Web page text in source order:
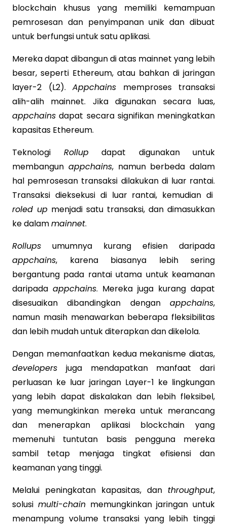
blockchain khusus yang memiliki kemampuan
pemrosesan dan penyimpanan unik dan dibuat
untuk berfungsi untuk satu aplikasi.
Mereka dapat dibangun di atas mainnet yang lebih
besar, seperti Ethereum, atau bahkan di jaringan
layer-2 (L2). Appchains memproses transaksi
alih-alih mainnet. Jika digunakan secara luas,
appchains dapat secara signifikan meningkatkan
kapasitas Ethereum.
Teknologi Rollupdapat digunakan untuk
membangun appchains, namun berbeda dalam
hal pemrosesan transaksi dilakukan di luar rantai.
Transaksi dieksekusi di luar rantai, kemudian di
roled up menjadi satu transaksi, dan dimasukkan
ke dalammainnet.
Rollups umumnya kurang efisien daripada
appchains, karena biasanya lebih sering
bergantung pada rantai utama untuk keamanan
daripada appchains. Mereka juga kurang dapat
disesuaikan dibandingkan dengan appchains,
namun masih menawarkan beberapa fleksibilitas
dan lebih mudah untuk diterapkan dan dikelola.
Dengan memanfaatkan kedua mekanisme diatas,
developers juga mendapatkan manfaat dari
perluasan ke luar jaringan Layer-1 ke lingkungan
yang lebih dapat diskalakan dan lebih fleksibel,
yang memungkinkan mereka untuk merancang
dan menerapkan aplikasi blockchain yang
memenuhi tuntutan basis pengguna mereka
sambil tetap menjaga tingkat efisiensi dan
keamanan yang tinggi.
Melalui peningkatan kapasitas, dan throughput,
solusi multi-chainmemungkinkan jaringan untuk
menampung volume transaksi yang lebih tinggi